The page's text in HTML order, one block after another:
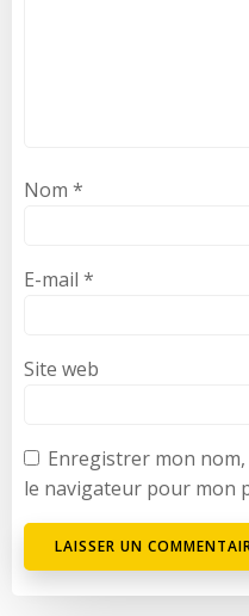
Nom *
E-mail *
Site web
Enregistrer mon
le navigateur pour mon